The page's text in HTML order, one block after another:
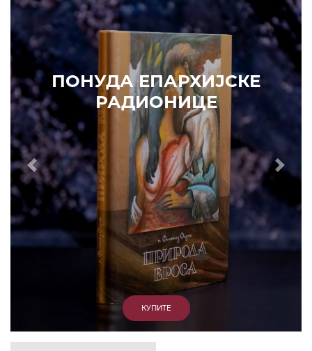
ПОНУДА ЕПАРХИЈСКЕ
РАДИОНИЦЕ
КУПИТЕ
Prethodni
ИЗДВАЈАМО АРХИВА
7. ЈУН 2010. САОПШТЕЊА
Eпископ Атанасије: Кратак одговор Жељку Жугићу –
Которанину, а уствари Епископу Артемију
15. ЈАНУАР 2011. ВЕСТИ
Eпископ Атанасије: Артемијева секта -
парасинагога=парацрква
7. ОКТОБАР 2012. ВЕСТИ
Eпископ Западноамерички Г. Максим у посети
Призрену
Eпархија Рашко-призренска осуђује физички напад на
Србина у Сувом Долу и апелује на КФОР и ЕУЛЕКС да
обезбеде сигурност за све грађане